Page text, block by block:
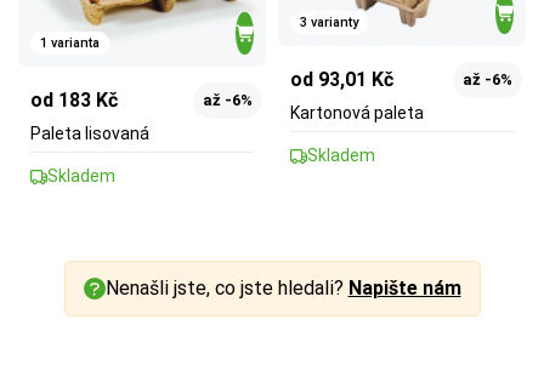
1 varianta
od 183 Kč až -6%
Paleta lisovaná
Skladem
3 varianty
od 93,01 Kč až -6%
Kartonová paleta
Skladem
Nenašli jste, co jste hledali? Napište nám